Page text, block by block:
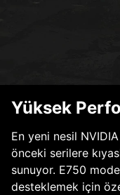
Yüksek
En yeni nesil
önceki serilere
sunuyor. E750
desteklemek için